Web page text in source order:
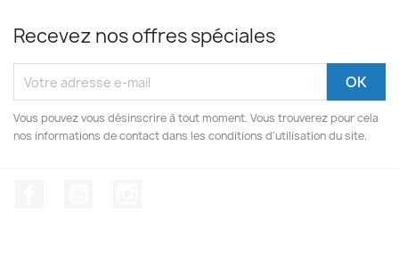
Recevez nos offres spéciales
Vous pouvez vous désinscrire à tout moment. Vous trouverez pour cela
nos informations de contact dans les conditions d'utilisation du site.